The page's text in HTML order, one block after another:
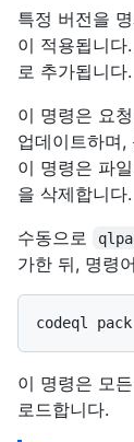
특정 버전을
이 적용됩니
로 추가됩니다.
이 명령은 요
업데이트하며,
이 명령은 파
을 삭제합니다.
수동으로
가한 뒤, 명령
이 명령은 모
로드합니다.